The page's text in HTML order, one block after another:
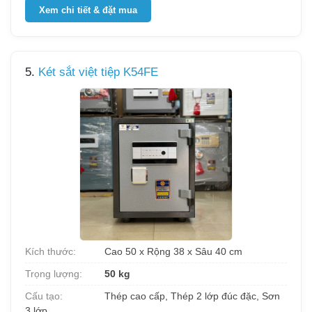
Xem chi tiết & đặt mua
5. Két sắt việt tiệp K54FE
Kích thước:
Cao 50 x Rộng 38 x Sâu 40 cm
Trọng lượng:
50 kg
Cấu tạo:
Thép cao cấp, Thép 2 lớp đúc đặc, Sơn